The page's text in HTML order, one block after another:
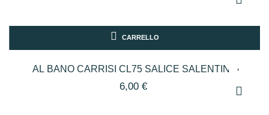
CARRELLO
AL BANO CARRISI CL75 SALICE SALENTINO
6,00 €